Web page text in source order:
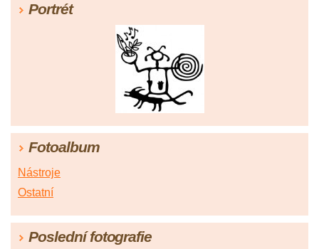
Portrét
Fotoalbum
Nástroje
Ostatní
Poslední fotografie